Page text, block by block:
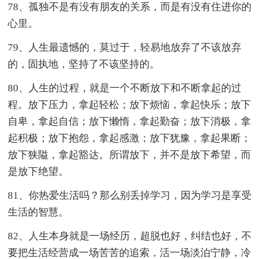
78、孤独不是有没有朋友的关系，而是有没有住进你的
心里。
79、人生最遗憾的，莫过于，轻易地放弃了不该放弃
的，固执地，坚持了不该坚持的。
80、人生的过程，就是一个不断放下和不断拿起的过
程。放下压力，拿起轻松；放下烦恼，拿起快乐；放下
自卑，拿起自信；放下懒惰，拿起勤奋；放下消极，拿
起积极；放下抱怨，拿起感激；放下犹豫，拿起果断；
放下狭隘，拿起豁达。所谓放下，并不是放下希望，而
是放下绝望。
81、你热爱生活吗？那么别丢掉学习，因为学习是享受
生活的智慧。
82、人生本身就是一场经历，超脱也好，纠结也好，不
要把生活经营成一场苦苦的追索，活一场淡泊宁静，冷